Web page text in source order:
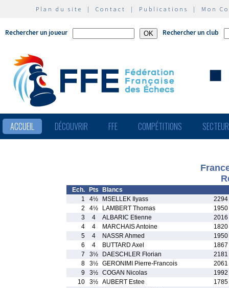
Plan du site | Contact | Publications | Mon
Rechercher un joueur Rechercher un club
ACCUEIL DÉCOUVRIR FFE COMPÉTITIONS
Ech. Pts
Blancs
1
4½ MSELLEK Ilyass
2294
2
4½ LAMBERT Thomas
1950
3
4 ALBARIC Etienne
2016
4
4 MARCHAIS Antoine
1820
5
4 NASSR Ahmed
1950
6
4 BUTTARD Axel
1867
7
3½ DAESCHLER Florian
2181
8
3½ GERONIMI Pierre-Francois
2061
9
3½ COGAN Nicolas
1992
10
3½ AUBERT Estee
1785